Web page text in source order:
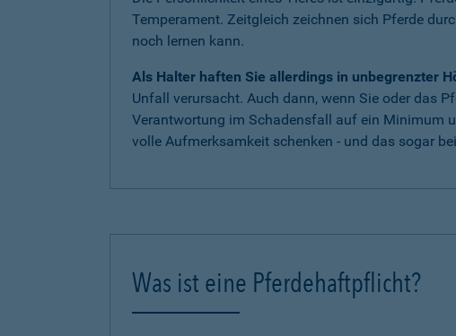
Temperament. Zeitgleich zeichnen sich Pferde
noch lernen kann.
Als Halter haften Sie allerdings in unbegrenzter
Unfall verursacht. Auch dann, wenn Sie oder das
Verantwortung im Schadensfall auf ein Minimum
volle Aufmerksamkeit schenken - und das sogar
Was ist eine Pferdehaftpflicht?